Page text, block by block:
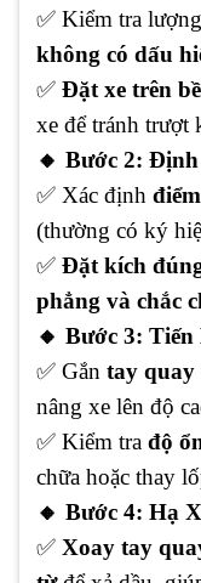
✅ Kiểm tra
không có dấu
✅ Đặt xe trên
xe để tránh trượt
🔸 Bước 2:
✅ Xác định
(thường có ký
✅ Đặt kích
phẳng và chắc
🔸 Bước 3: Tiến
✅ Gắn tay quay
nâng xe lên độ
✅ Kiểm tra độ
chữa hoặc thay
🔸 Bước 4: Hạ
✅ Xoay tay